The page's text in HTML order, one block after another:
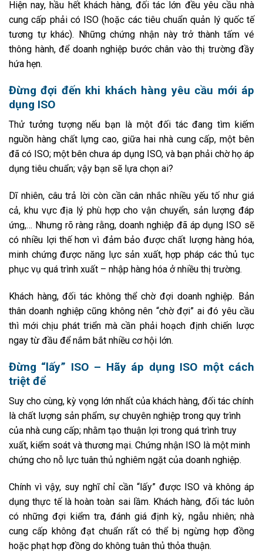
Hiện nay, hầu hết khách hàng, đối tác lớn đều yêu cầu nhà
cung cấp phải có ISO (hoặc các tiêu chuẩn quản lý quốc tế
tương tự khác). Những chứng nhận này trở thành tấm vé
thông hành, để doanh nghiệp bước chân vào thị trường đầy
hứa hẹn.
Đừng đợi đến khi khách hàng yêu cầu mới áp
dụng ISO
Thử tưởng tượng nếu bạn là một đối tác đang tìm kiếm
nguồn hàng chất lựng cao, giữa hai nhà cung cấp, một bên
đã có ISO; một bên chưa áp dụng ISO, và bạn phải chờ họ áp
dụng tiêu chuẩn; vậy bạn sẽ lựa chọn ai?
Dĩ nhiên, câu trả lời còn cần cân nhắc nhiều yếu tố như giá
cả, khu vực địa lý phù hợp cho vận chuyển, sản lượng đáp
ứng,… Nhưng rõ ràng rằng, doanh nghiệp đã áp dụng ISO sẽ
có nhiều lợi thế hơn vì đảm bảo được chất lượng hàng hóa,
minh chứng được năng lực sản xuất, hợp pháp các thủ tục
phục vụ quá trình xuất – nhập hàng hóa ở nhiều thị trường.
Khách hàng, đối tác không thể chờ đợi doanh nghiệp. Bản
thân doanh nghiệp cũng không nên “chờ đợi” ai đó yêu cầu
thì mới chịu phát triển mà cần phải hoạch định chiến lược
ngay từ đầu để nắm bắt nhiều cơ hội lớn.
Đừng “lấy” ISO – Hãy áp dụng ISO một cách
triệt để
Suy cho cùng, kỳ vọng lớn nhất của khách hàng, đối tác chính
là chất lượng sản phẩm, sự chuyên nghiệp trong quy trình
của nhà cung cấp; nhằm tạo thuận lợi trong quá trình truy
xuất, kiểm soát và thương mại. Chứng nhận ISO là một minh
chứng cho nỗ lực tuân thủ nghiêm ngặt của doanh nghiệp.
Chính vì vậy, suy nghĩ chỉ cần “lấy” được ISO và không áp
dụng thực tế là hoàn toàn sai lầm. Khách hàng, đối tác luôn
có những đợi kiểm tra, đánh giá định kỳ, ngẫu nhiên; nhà
cung cấp không đạt chuẩn rất có thể bị ngừng hợp đồng
hoặc phạt hợp đồng do không tuân thủ thỏa thuận.